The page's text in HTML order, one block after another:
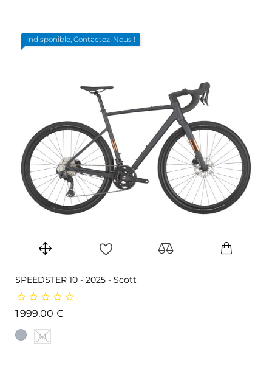
Indisponible, Contactez-Nous !
SPEEDSTER 10 - 2025 - Scott
1 999,00 €
M